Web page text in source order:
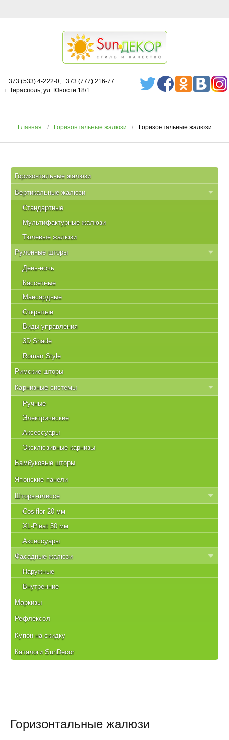
+373 (533) 4-222-0, +373 (777) 216-77
г. Тирасполь, ул. Юности 18/1
Главная Горизонтальные жалюзи Горизонтальные жалюзи
Горизонтальные жалюзи
Вертикальные жалюзи
Стандартные
Мультифактурные жалюзи
Тюлевые жалюзи
Рулонные шторы
День-ночь
Кассетные
Мансардные
Открытые
Виды управления
3D Shade
Roman Style
Римские шторы
Карнизные системы
Ручные
Электрические
Аксессуары
Эксклюзивные карнизы
Бамбуковые шторы
Японские панели
Шторы-плиссе
Cosiflor 20 мм
XL-Pleat 50 мм
Аксессуары
Фасадные жалюзи
Наружные
Внутренние
Маркизы
Рефлексол
Купон на скидку
Каталоги SunDecor
Горизонтальные жалюзи